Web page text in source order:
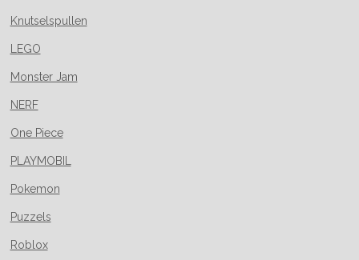
Knutselspullen
LEGO
Monster Jam
NERF
One Piece
PLAYMOBIL
Pokemon
Puzzels
Roblox